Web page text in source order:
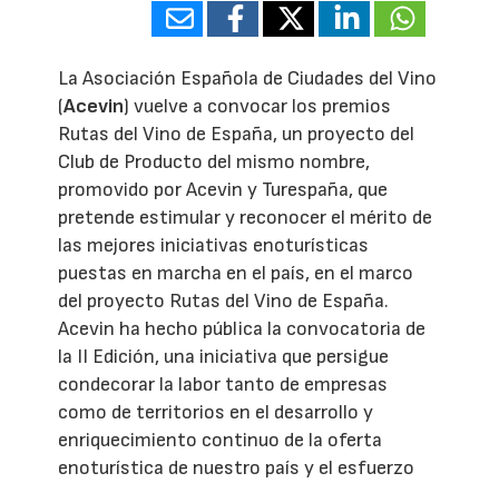
La Asociación Española de Ciudades del Vino
(Acevin) vuelve a convocar los premios
Rutas del Vino de España, un proyecto del
Club de Producto del mismo nombre,
promovido por Acevin y Turespaña, que
pretende estimular y reconocer el mérito de
las mejores iniciativas enoturísticas
puestas en marcha en el país, en el marco
del proyecto Rutas del Vino de España.
Acevin ha hecho pública la convocatoria de
la II Edición, una iniciativa que persigue
condecorar la labor tanto de empresas
como de territorios en el desarrollo y
enriquecimiento continuo de la oferta
enoturística de nuestro país y el esfuerzo